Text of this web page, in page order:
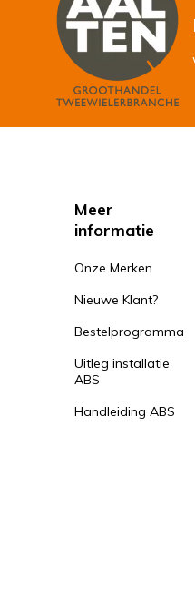
Meer
informatie
Onze Merken
Nieuwe Klant?
Bestelprogramma
Uitleg installatie
ABS
Handleiding ABS